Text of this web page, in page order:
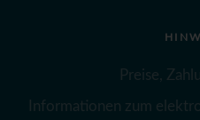
Preise,
Informationen zum